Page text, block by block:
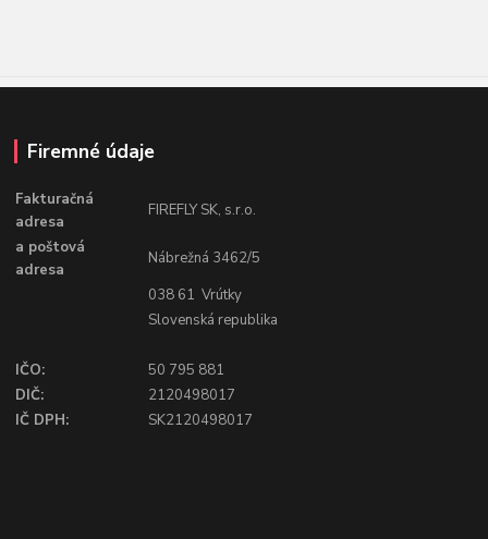
Firemné údaje
Fakturačná
adresa
FIREFLY SK, s.r.o.
a poštová
adresa
Nábrežná 3462/5
038 61 Vrútky
Slovenská republika
IČO:
50 795 881
DIČ:
2120498017
IČ DPH:
SK2120498017